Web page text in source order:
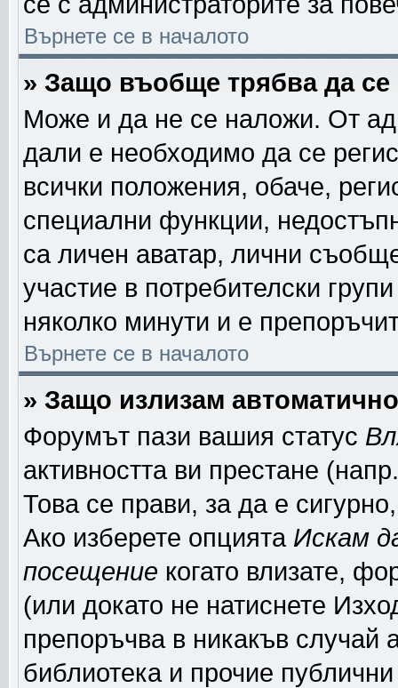
Върнете се в началото
» Защо въобще трябва да се
Може и да не се наложи. От
дали е необходимо да се
всички положения, обаче,
специални функции,
са личен аватар, лични
участие в потребителски
няколко минути и е
Върнете се в началото
» Защо излизам
Форумът пази вашия статус
активността ви престане
Това се прави, за да е
Ако изберете опцията Искам
посещение когато влизате,
(или докато не натиснете
препоръчва в никакъв случай
библиотека и прочие